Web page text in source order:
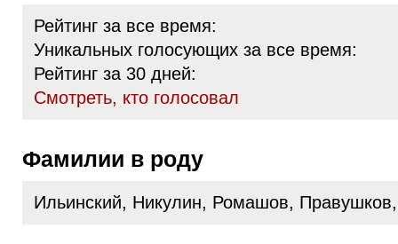
Рейтинг за все время:
Уникальных голосующих за все время:
Рейтинг за 30 дней:
Cмотреть, кто голосовал
Фамилии в роду
Ильинский, Никулин, Ромашов,